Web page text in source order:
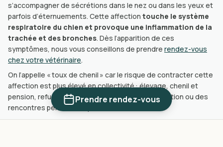
Prendre rendez-vous
s’accompagner de sécrétions dans le nez ou dans les yeux et
parfois d’éternuements. Cette affection touche le système
respiratoire du chien et provoque une inflammation de la
trachée et des bronches. Dès l’apparition de ces
symptômes, nous vous conseillons de prendre rendez-vous
chez votre vétérinaire.
On l’appelle « toux de chenil » car le risque de contracter cette
affection est plus élevé en collectivité : élevage, chenil et
pension, refuge, rassemblements, cours d’éducation ou des
rencontres pendant les promenades.